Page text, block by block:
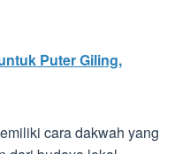
Puter Giling,
cara dakwah yang